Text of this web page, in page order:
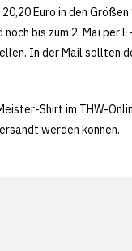
Euro in den
bis zum 2. Mai per
In der Mail sollten
Shirt im THW-
werden können.